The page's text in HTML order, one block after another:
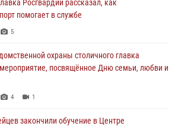
гостем прямого эфира на «Радио Москвы»
задержали подозреваемого в нападении
центра (видео)
Росгвардии рассказал, как
помогает в службе
5
охраны столичного главка
посвящённое Дню семьи, любви и
4 1
закончили обучение в Центре